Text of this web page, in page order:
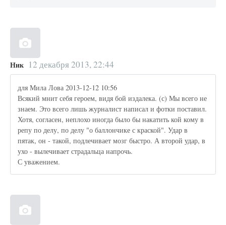
Ник 12 декабря 2013, 22:44
для Мила Лова 2013-12-12 10:56
Всякий мнит себя героем, видя бой издалека. (с) Мы всего не
знаем. Это всего лишь журналист написал и фотки поставил.
Хотя, согласен, неплохо иногда было бы накатить кой кому в
репу по делу, по делу "о баллончике с краской". Удар в
пятак, он - такой, подлечивает мозг быстро. А второй удар, в
ухо - вылечивает страдальца напрочь.
С уважением.